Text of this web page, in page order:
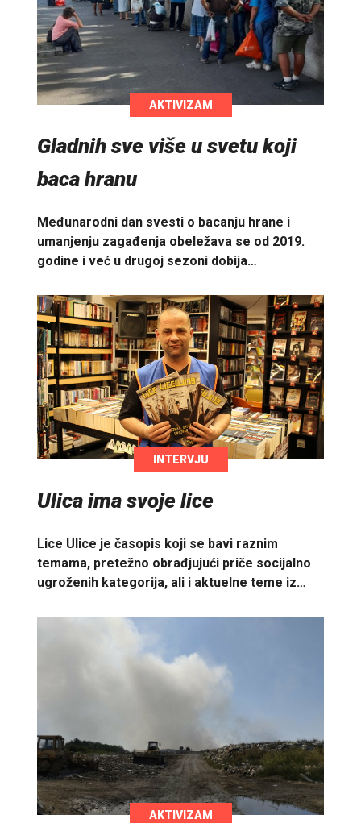
AKTIVIZAM
Gladnih sve više u svetu koji
baca hranu
Međunarodni dan svesti o bacanju hrane i
umanjenju zagađenja obeležava se od 2019.
godine i već u drugoj sezoni dobija…
INTERVJU
Ulica ima svoje lice
Lice Ulice je časopis koji se bavi raznim
temama, pretežno obrađjujući priče socijalno
ugroženih kategorija, ali i aktuelne teme iz…
AKTIVIZAM